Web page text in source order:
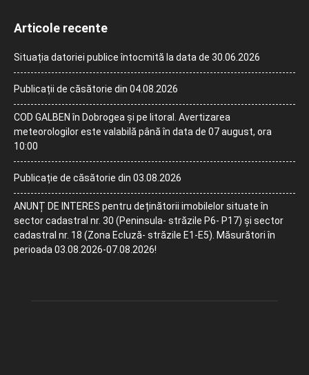
Articole recente
Situația datoriei publice întocmită la data de 30.06.2026
Publicații de căsătorie din 04.08.2026
COD GALBEN în Dobrogea și pe litoral. Avertizarea
meteorologilor este valabilă până în data de 07 august, ora
10:00
Publicație de căsătorie din 03.08.2026
ANUNȚ DE INTERES pentru deținătorii imobilelor situate în
sector cadastral nr. 30 (Peninsula- străzile P6- P17) și sector
cadastral nr. 18 (Zona Ecluză- străzile E1-E5). Măsurători în
perioada 03.08.2026-07.08.2026!